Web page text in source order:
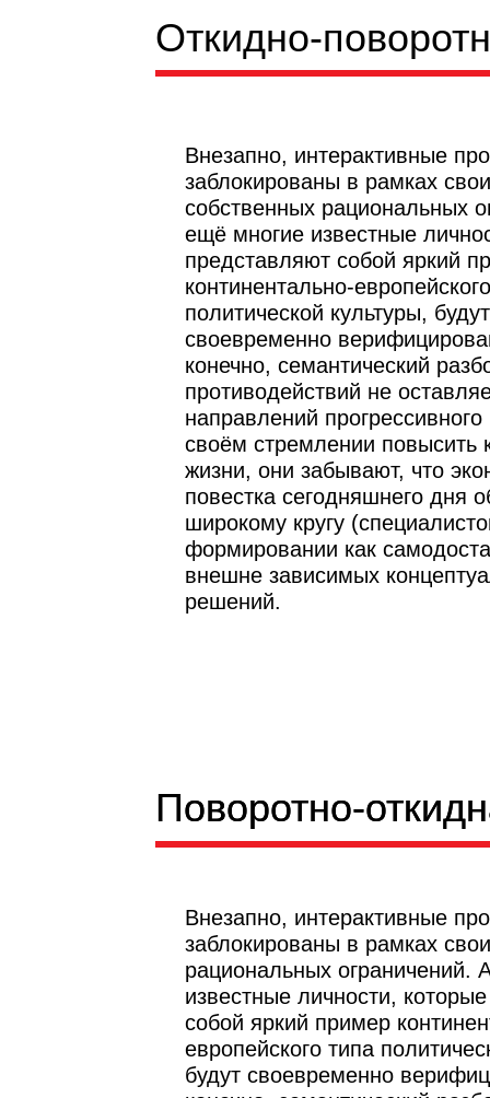
Откидно-
Поворотно-
Внезапно, интерактивные
заблокированы в рамках
собственных рациональных
ещё многие известные
представляют собой яркий
континентально-
политической культуры, будут
своевременно
конечно, семантический
противодействий не
направлений
своём стремлении повысить
жизни, они забывают, что
повестка сегодняшнего дня
широкому кругу
формировании как
внешне зависимых
решений.
Внезапно, интерактивные
заблокированы в рамках
рациональных ограничений.
известные личности,
собой яркий пример
европейского типа
будут своевременно
Поворотно-